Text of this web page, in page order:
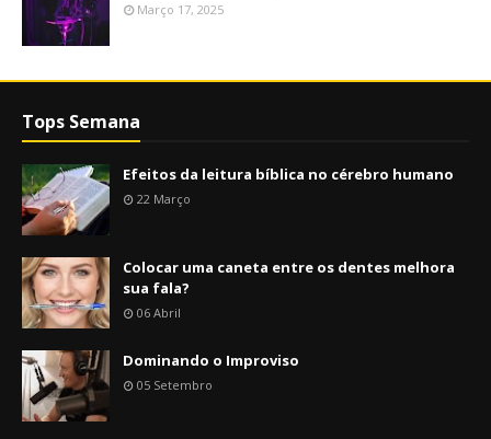
Março 17, 2025
Tops Semana
Efeitos da leitura bíblica no cérebro humano
22 Março
Colocar uma caneta entre os dentes melhora
sua fala?
06 Abril
Dominando o Improviso
05 Setembro